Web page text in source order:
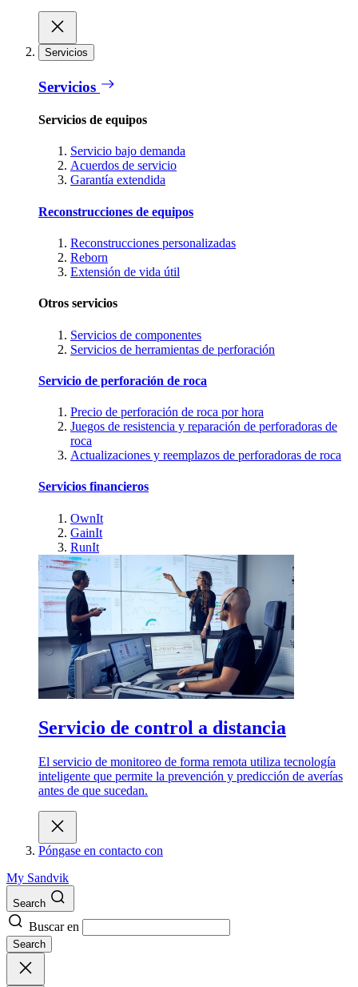
Servicios
Servicios
Servicios de equipos
Servicio bajo demanda
Acuerdos de servicio
Garantía extendida
Reconstrucciones de equipos
Reconstrucciones personalizadas
Reborn
Extensión de vida útil
Otros servicios
Servicios de componentes
Servicios de herramientas de perforación
Servicio de perforación de roca
Precio de perforación de roca por hora
Juegos de resistencia y reparación de perforadoras de
roca
Actualizaciones y reemplazos de perforadoras de roca
Servicios financieros
OwnIt
GainIt
RunIt
Servicio de control a distancia
El servicio de monitoreo de forma remota utiliza tecnología
inteligente que permite la prevención y predicción de averías
antes de que sucedan.
Póngase en contacto con
My Sandvik
Search
Buscar en
Search